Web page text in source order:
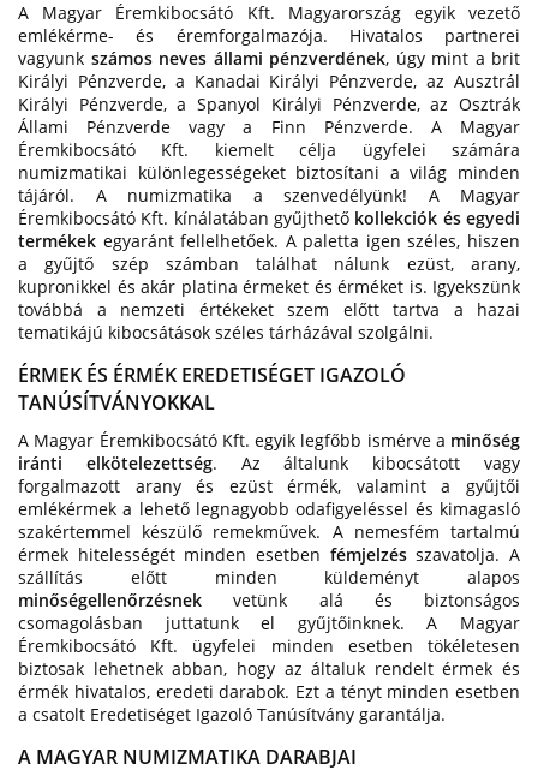
A Magyar Éremkibocsátó Kft. Magyarország egyik vezető
emlékérme- és éremforgalmazója. Hivatalos partnerei
vagyunk számos neves állami pénzverdének, úgy mint a brit
Királyi Pénzverde, a Kanadai Királyi Pénzverde, az Ausztrál
Királyi Pénzverde, a Spanyol Királyi Pénzverde, az Osztrák
Állami Pénzverde vagy a Finn Pénzverde. A Magyar
Éremkibocsátó Kft. kiemelt célja ügyfelei számára
numizmatikai különlegességeket biztosítani a világ minden
tájáról. A numizmatika a szenvedélyünk! A Magyar
Éremkibocsátó Kft. kínálatában gyűjthető kollekciók és egyedi
termékek egyaránt fellelhetőek. A paletta igen széles, hiszen
a gyűjtő szép számban találhat nálunk ezüst, arany,
kupronikkel és akár platina érmeket és érméket is. Igyekszünk
továbbá a nemzeti értékeket szem előtt tartva a hazai
tematikájú kibocsátások széles tárházával szolgálni.
ÉRMEK ÉS ÉRMÉK EREDETISÉGET IGAZOLÓ
TANÚSÍTVÁNYOKKAL
A Magyar Éremkibocsátó Kft. egyik legfőbb ismérve a minőség
iránti elkötelezettség. Az általunk kibocsátott vagy
forgalmazott arany és ezüst érmék, valamint a gyűjtői
emlékérmek a lehető legnagyobb odafigyeléssel és kimagasló
szakértemmel készülő remekművek. A nemesfém tartalmú
érmek hitelességét minden esetben fémjelzésszavatolja. A
szállítás előtt minden küldeményt alapos
minőségellenőrzésnek vetünk alá és biztonságos
csomagolásban juttatunk el gyűjtőinknek. A Magyar
Éremkibocsátó Kft. ügyfelei minden esetben tökéletesen
biztosak lehetnek abban, hogy az általuk rendelt érmek és
érmék hivatalos, eredeti darabok. Ezt a tényt minden esetben
a csatolt Eredetiséget Igazoló Tanúsítvány garantálja.
A MAGYAR NUMIZMATIKA DARABJAI